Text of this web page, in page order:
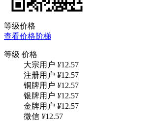
等级价格
查看价格阶梯
等级 价格
大宗用户 ¥12.57
注册用户 ¥12.57
铜牌用户 ¥12.57
银牌用户 ¥12.57
金牌用户 ¥12.57
微信 ¥12.57